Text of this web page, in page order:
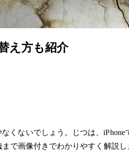
え方も紹介
ないでしょう。じつは、iPhone
まで画像付きでわかりやすく解説し